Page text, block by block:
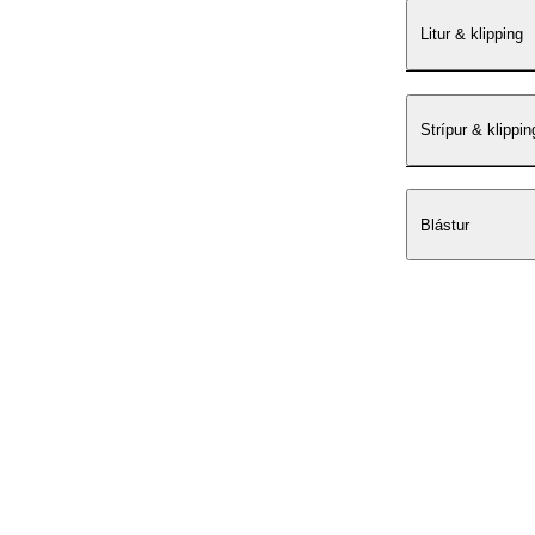
Litur & klipping
Strípur &
Blástur